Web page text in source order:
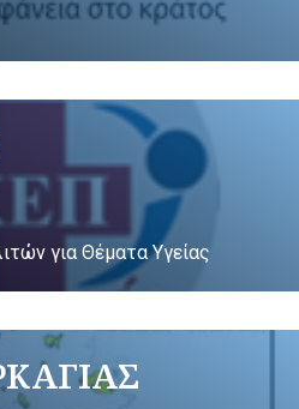
για Θέματα Υγείας